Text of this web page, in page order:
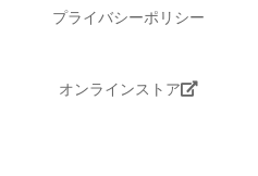
プライバシーポリシー
オンラインストア